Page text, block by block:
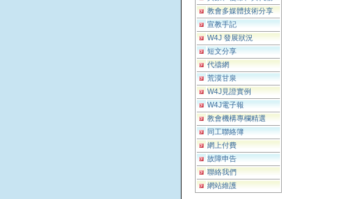
教會多媒體技術分享
宣教手記
W4J 發展狀況
短文分享
代禱網
荒漠甘泉
W4J見證實例
W4J電子報
教會機構專欄精選
同工聯絡簿
網上付費
故障申告
聯絡我們
網站維護